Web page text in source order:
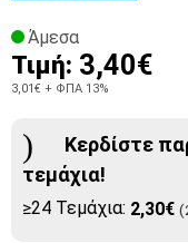
Άμεσα
Τιμή: 3,40€
3,01€ + ΦΠΑ 13%
Κερδίστε
τεμάχια!
≥24 Τεμάχια: 2,30€